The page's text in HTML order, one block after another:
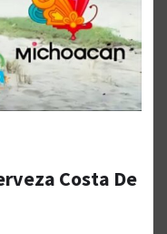
Costa De